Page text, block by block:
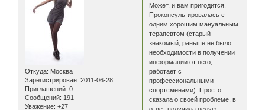
Откуда: Москва
Зарегистрирован: 2011-06-28
Приглашений: 0
Сообщений: 191
Уважение: +27
Может, и вам пригодится.
Проконсультировалась с
одним хорошим мануальным
терапевтом (старый
знакомый, раньше не было
необходимости в получении
информации от него,
работает с
профессиональными
спортсменами). Просто
сказала о своей проблеме, в